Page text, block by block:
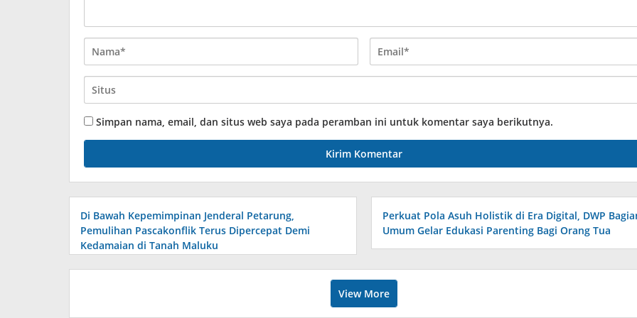
Simpan nama, email, dan situs web saya pada peramban ini untuk komentar saya berikutnya.
Di Bawah Kepemimpinan Jenderal Petarung,
Pemulihan Pascakonflik Terus Dipercepat Demi
Kedamaian di Tanah Maluku
Perkuat Pola Asuh Holistik di Era Digital, DWP
Umum Gelar Edukasi Parenting Bagi Orang Tua
View More